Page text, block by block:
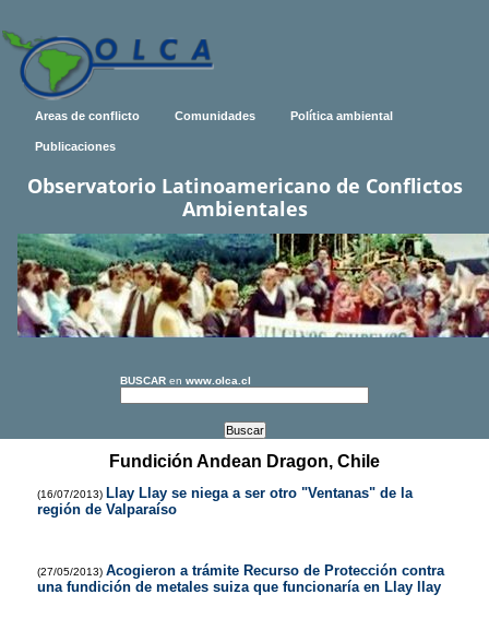
Areas de conflicto Comunidades Política ambiental
Publicaciones
Observatorio Latinoamericano de Conflictos
Ambientales
BUSCAR en www.olca.cl
Fundición Andean Dragon, Chile
(16/07/2013) Llay Llay se niega a ser otro "Ventanas" de la
región de Valparaíso
(27/05/2013) Acogieron a trámite Recurso de Protección contra
una fundición de metales suiza que funcionaría en Llay llay